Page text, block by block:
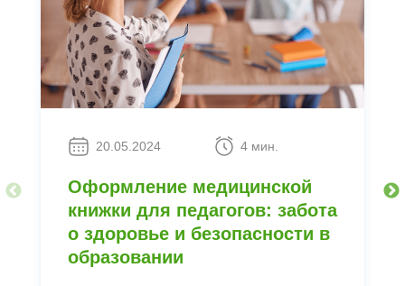
20.05.2024 4 мин.
Оформление медицинской
книжки для педагогов: забота
о здоровье и безопасности в
образовании